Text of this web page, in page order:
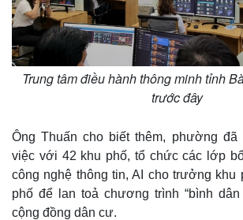
Trung tâm điều hành thông minh tỉnh
trước đây
Ông Thuấn cho biết thêm, phường đã
việc với 42 khu phố, tổ chức các lớp
công nghệ thông tin, AI cho trưởng khu
phố để lan toả chương trình “bình dân
cộng đồng dân cư.